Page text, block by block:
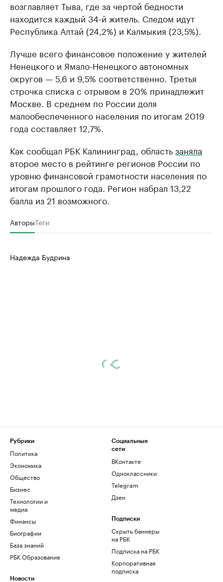
возглавляет Тыва, где за чертой бедности
находится каждый 34-й житель. Следом идут
Республика Алтай (24,2%) и Калмыкия (23,5%).
Лучше всего финансовое положение у жителей
Ненецкого и Ямало-Ненецкого автономных
округов — 5,6 и 9,5% соответственно. Третья
строчка списка с отрывом в 20% принадлежит
Москве. В среднем по России доля
малообеспеченного населения по итогам 2019
года составляет 12,7%.
Как сообщал РБК Калининград, областьзаняла
второе место в рейтинге регионов России по
уровню финансовой грамотности населения по
итогам прошлого года. Регион набрал 13,22
балла из 21 возможного.
АвторыТеги
Надежда Будрина
Рубрики
Политика
Экономика
Общество
Бизнес
Технологии и
медиа
Финансы
Биографии
База знаний
РБК Образование
Новости
Социальные
сети
ВКонтакте
Одноклассники
Telegram
Дзен
Подписки
Скрыть баннеры
на РБК
Подписка на РБК
Корпоративная
подписка